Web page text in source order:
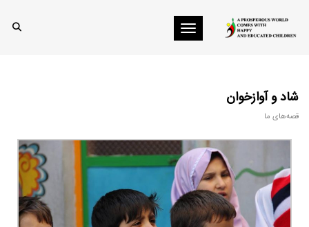
Toggle navigation
شاد و آوازخوان
قصه‌های ما